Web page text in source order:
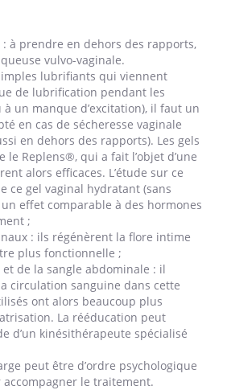
à prendre en dehors des rapports,
vulvo-vaginale.
lubrifiants qui viennent
de lubrification pendant les
un manque d’excitation), il faut un
en cas de sécheresse vaginale
en dehors des rapports). Les gels
le Replens®, qui a fait l’objet d’une
alors efficaces. L’étude sur ce
ce gel vaginal hydratant (sans
effet comparable à des hormones
;
: ils régénèrent la flore intime
plus fonctionnelle ;
de la sangle abdominale : il
circulation sanguine dans cette
ont alors beaucoup plus
La rééducation peut
d’un kinésithérapeute spécialisé
peut être d’ordre psychologique
le traitement.